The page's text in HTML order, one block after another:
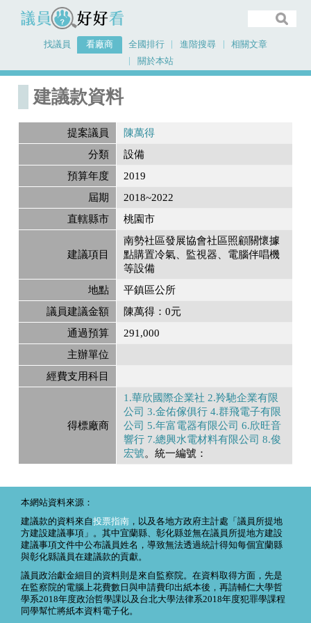
議員好好看
找議員 看廠商 全國排行 進階搜尋
相關文章
關於本站
首頁
建議款資料
提案議員
陳萬得
分類
設備
預算年度
2019
屆期
2018~2022
直轄縣市
桃園市
建議項目
南勢社區發展協會社區照顧關懷據
點購置冷氣、監視器、電腦伴唱機
等設備
地點
平鎮區公所
議員建議金額
陳萬得：0元
通過預算
291,000
主辦單位
經費支用科目
得標廠商
1.華欣國際企業社 2.羚馳企業有限
公司 3.金佑傢俱行 4.群飛電子有限
公司 5.年富電器有限公司 6.欣旺音
響行 7.總興水電材料有限公司 8.俊
宏號。統一編號：
本網站資料來源：
建議款的資料來自投票指南 ，以及各地方政府主計處「議員所提地
方建設建議事項」。其中宜蘭縣、彰化縣並無在議員所提地方建設
建議事項文件中公布議員姓名，導致無法透過統計得知每個宜蘭縣
與彰化縣議員在建議款的貢獻。
議員政治獻金細目的資料則是來自監察院。在資料取得方面，先是
在監察院的電腦上花費數日與申請費印出紙本後，再請輔仁大學哲
學系2018年度政治哲學課以及台北大學法律系2018年度犯罪學課程
同學幫忙將紙本資料電子化。